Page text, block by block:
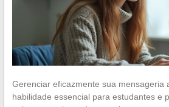
Gerenciar eficazmente sua mensageria
habilidade essencial para estudantes e